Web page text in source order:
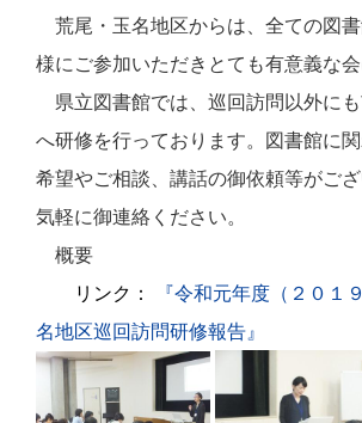
荒尾・玉名地区からは、全ての図
様にご参加いただきとても有意義な会
県立図書館では、巡回訪問以外に
へ研修を行っております。図書館に
希望やご相談、講話の御依頼等がご
気軽に御連絡ください。
概要
リンク：
『令和元年度（２０１
名地区巡回訪問研修報告』